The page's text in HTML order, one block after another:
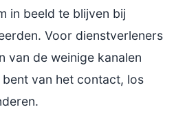
in beeld te blijven bij
Voor dienstverleners
van de weinige kanalen
van het contact, los